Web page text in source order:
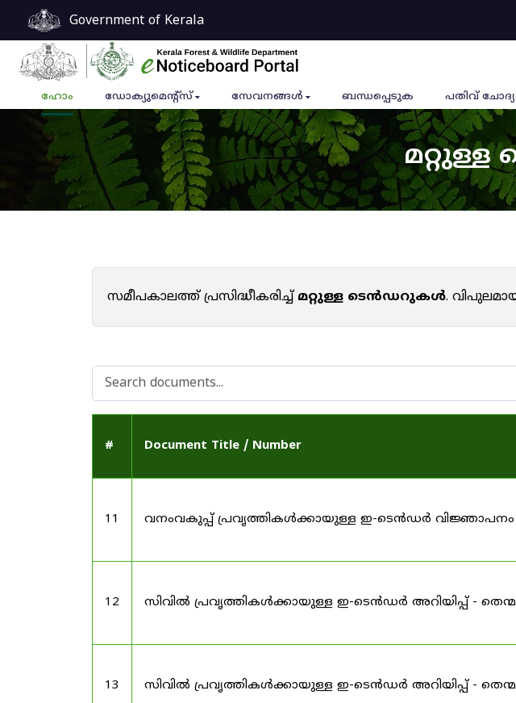
Government of Kerala
ഹോം ഡോക്യുമെൻ്റ്സ് സേവനങ്ങൾ ബന്ധപ്പെടുക പതിവ്
സമീപകാലത്ത് പ്രസിദ്ധീകരിച്ച്മറ്റുള്ള ടെൻഡറുകൾ.
# Document Title / Number
11 വനംവകുപ്പ് പ്രവൃത്തികൾക്കായുള്ള ഇ-ടെൻഡർ വിജ്ഞാപനം
12 സിവിൽ പ്രവൃത്തികൾക്കായുള്ള ഇ-ടെൻഡർ അറിയിപ്പ് -
13 സിവിൽ പ്രവൃത്തികൾക്കായുള്ള ഇ-ടെൻഡർ അറിയിപ്പ് -